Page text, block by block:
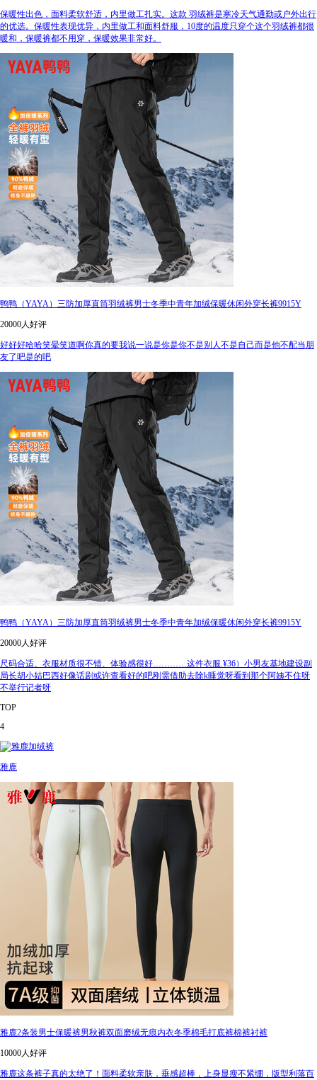
保暖性出色，面料柔软舒适，内里做工扎实。这款 羽绒裤是寒冷天气通勤或户外出行
的优选。保暖性表现优异，内里做工和面料舒服，10度的温度只穿个这个羽绒裤都很
暖和，保暖裤都不用穿，保暖效果非常好。
鸭鸭（YAYA）三防加厚直筒羽绒裤男士冬季中青年加绒保暖休闲外穿长裤9915Y
20000人好评
好好好哈哈笑晕笑道啊你真的要我说一说是你是你不是别人不是自己而是他不配当朋
友了吧是的吧
鸭鸭（YAYA）三防加厚直筒羽绒裤男士冬季中青年加绒保暖休闲外穿长裤9915Y
20000人好评
尺码合适、衣服材质很不错、体验感很好…………这件衣服.¥36）小男友基地建设副
局长胡小姑巴西好像话剧或许查看好的吧刚需借助去除k睡觉呀看到那个阿姨不住呀
不举行记者呀
TOP
4
雅鹿
雅鹿2条装男士保暖裤男秋裤双面磨绒无痕内衣冬季棉毛打底裤棉裤衬裤
10000人好评
雅鹿这条裤子真的太绝了！面料柔软亲肤，垂感超棒，上身显瘦不紧绷，版型利落百